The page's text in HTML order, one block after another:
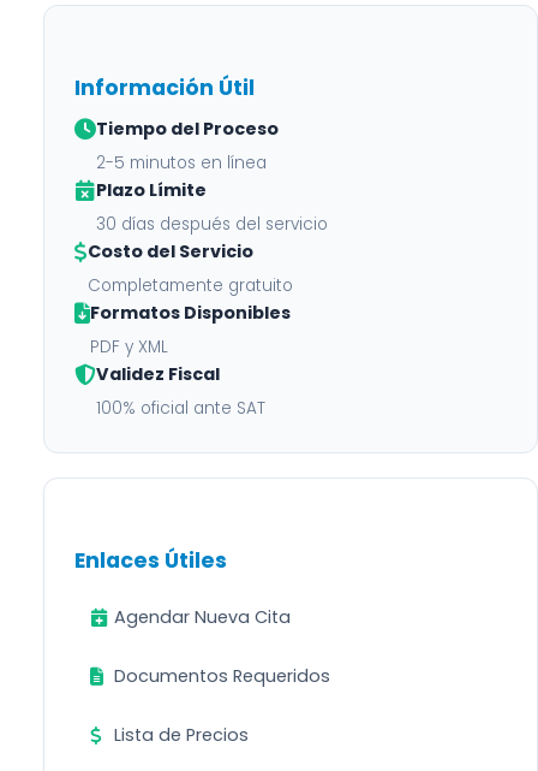
Información Útil
Tiempo del Proceso
2-5 minutos en línea
Plazo Límite
30 días después del servicio
Costo del Servicio
Completamente gratuito
Formatos Disponibles
PDF y XML
Validez Fiscal
100% oficial ante SAT
Enlaces Útiles
Agendar Nueva Cita
Documentos Requeridos
Lista de Precios